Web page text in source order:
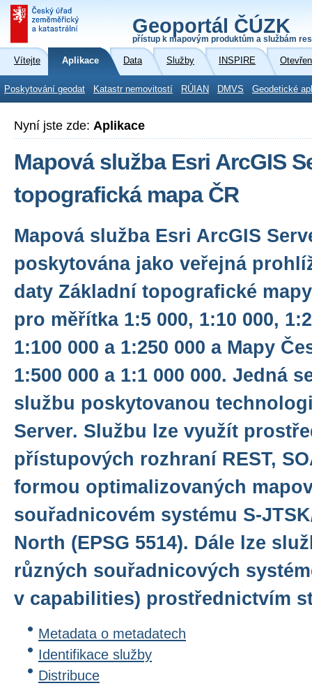
Geoportál ČÚZK
přístup k mapovým produktům a službám
Vítejte Aplikace Data Služby INSPIRE
Poskytování geodat Katastr nemovitostí RÚIAN DMVS Geodetické
Nyní jste zde: Aplikace
Mapová služba Esri ArcGIS
topografická mapa ČR
Mapová služba Esri ArcGIS
poskytována jako veřejná
daty Základní topografické
pro měřítka 1:5 000, 1:10 000,
1:100 000 a 1:250 000 a Mapy
1:500 000 a 1:1 000 000. Jedná
službu poskytovanou
Server. Službu lze využít
přístupových rozhraní REST,
formou optimalizovaných
souřadnicovém systému S-
North (EPSG 5514). Dále lze
různých souřadnicových
v capabilities) prostřednictvím
Metadata o metadatech
Identifikace služby
Distribuce